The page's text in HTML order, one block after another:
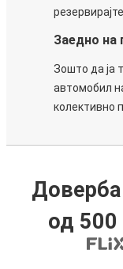
Заедно на
Зошто да ја
автомобил
колективно
од 500